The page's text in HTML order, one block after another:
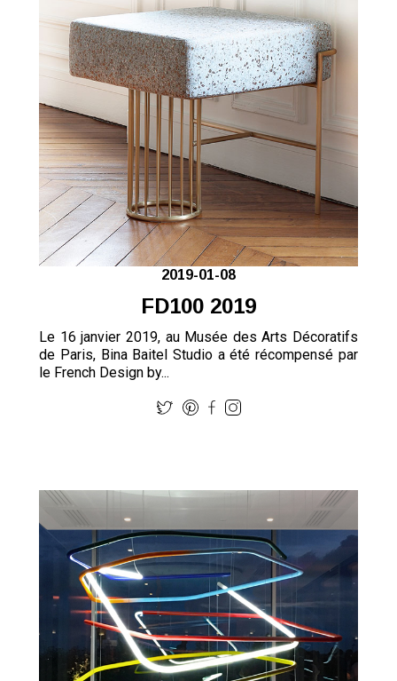
2019-01-08
FD100 2019
Le 16 janvier 2019, au Musée des Arts Décoratifs
de Paris, Bina Baitel Studio a été récompensé par
le French Design by...